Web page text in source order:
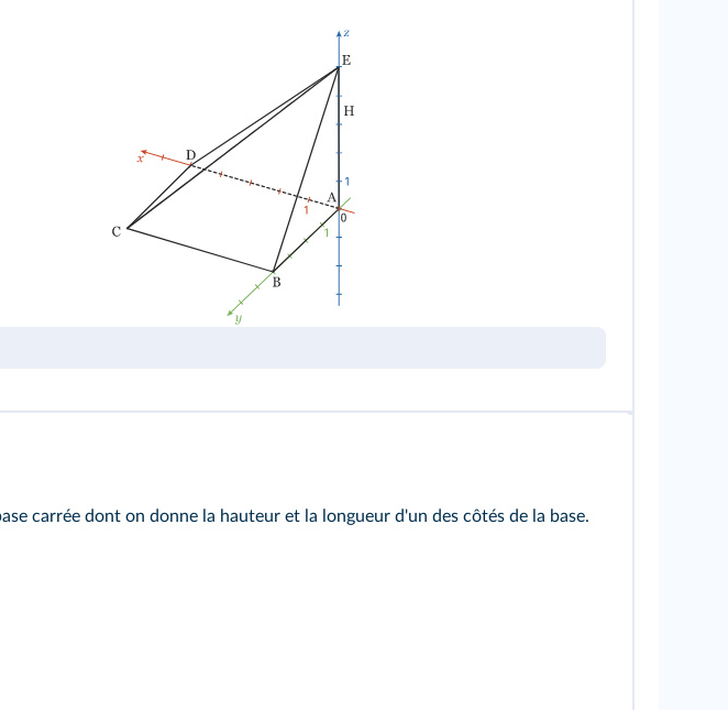
carrée dont on donne la hauteur et la longueur d'un des côtés de la base.